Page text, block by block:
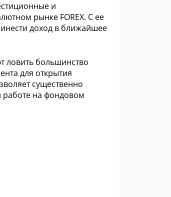
и
рынке FOREX. С ее
доход в ближайшее
ловить большинство
для открытия
существенно
работе на фондовом